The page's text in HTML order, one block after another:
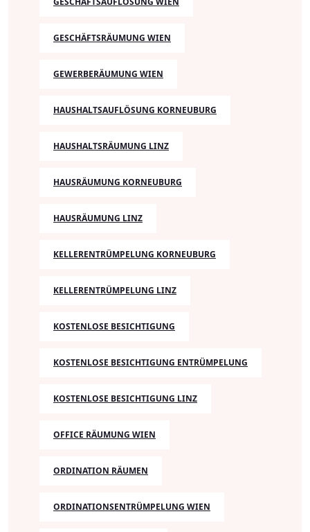
GESCHÄFTSRÄUMUNG WIEN
GEWERBERÄUMUNG WIEN
HAUSHALTSAUFLÖSUNG KORNEUBURG
HAUSHALTSRÄUMUNG LINZ
HAUSRÄUMUNG KORNEUBURG
HAUSRÄUMUNG LINZ
KELLERENTRÜMPELUNG KORNEUBURG
KELLERENTRÜMPELUNG LINZ
KOSTENLOSE BESICHTIGUNG
KOSTENLOSE BESICHTIGUNG ENTRÜMPELUNG
KOSTENLOSE BESICHTIGUNG LINZ
OFFICE RÄUMUNG WIEN
ORDINATION RÄUMEN
ORDINATIONSENTRÜMPELUNG WIEN